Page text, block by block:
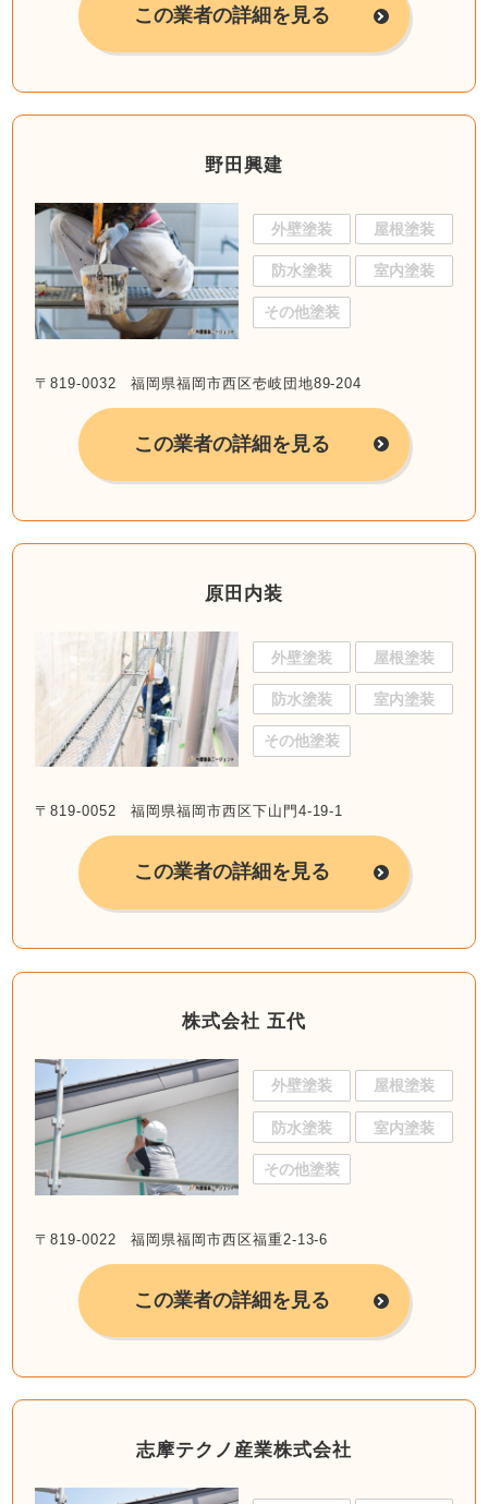
この業者の詳細を見る
野田興建
外壁塗装 屋根塗装
防水塗装 室内塗装
その他塗装
〒819-0032 福岡県福岡市西区壱岐団地89-204
この業者の詳細を見る
原田内装
外壁塗装 屋根塗装
防水塗装 室内塗装
その他塗装
〒819-0052 福岡県福岡市西区下山門4-19-1
この業者の詳細を見る
株式会社 五代
外壁塗装 屋根塗装
防水塗装 室内塗装
その他塗装
〒819-0022 福岡県福岡市西区福重2-13-6
この業者の詳細を見る
志摩テクノ産業株式会社